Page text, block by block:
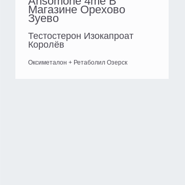
Магазине Орехово
Зуево
Тестостерон Изокапроат
Королёв
Оксиметалон + Ретаболил Озерск